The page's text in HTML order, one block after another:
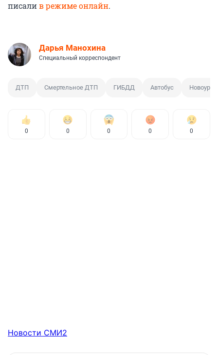
писалив режиме онлайн.
Дарья Манохина
Специальный корреспондент
ДТП Смертельное ДТП ГИБДД Автобус
0 0 0 0 0
Новости СМИ2